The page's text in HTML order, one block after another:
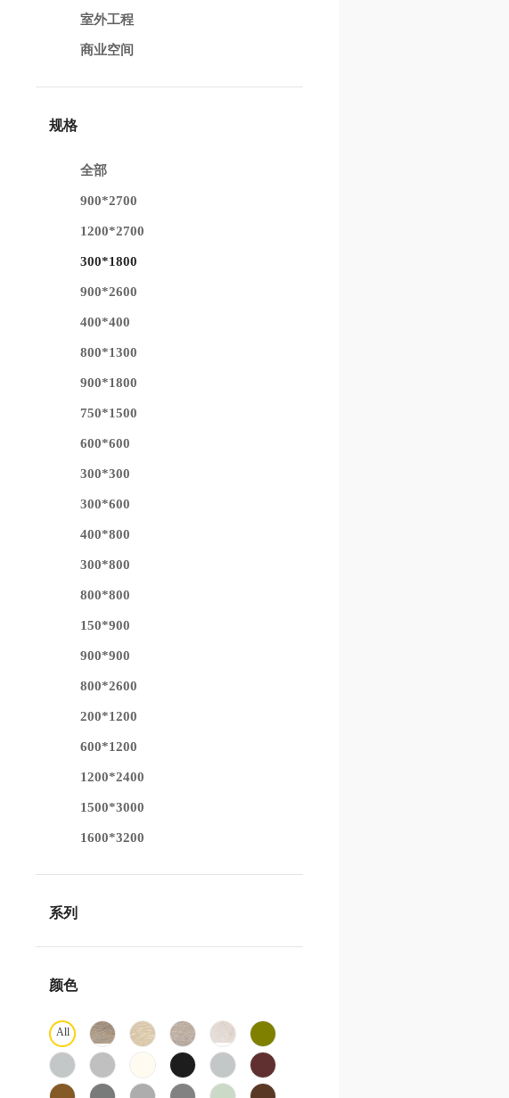
室外工程
商业空间
规格
全部
900*2700
1200*2700
300*1800
900*2600
400*400
800*1300
900*1800
750*1500
600*600
300*300
300*600
400*800
300*800
800*800
150*900
900*900
800*2600
200*1200
600*1200
1200*2400
1500*3000
1600*3200
系列
颜色
All